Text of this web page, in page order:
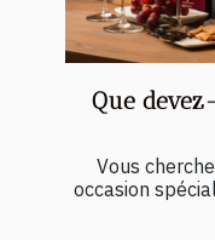
Que
Vous
occasion